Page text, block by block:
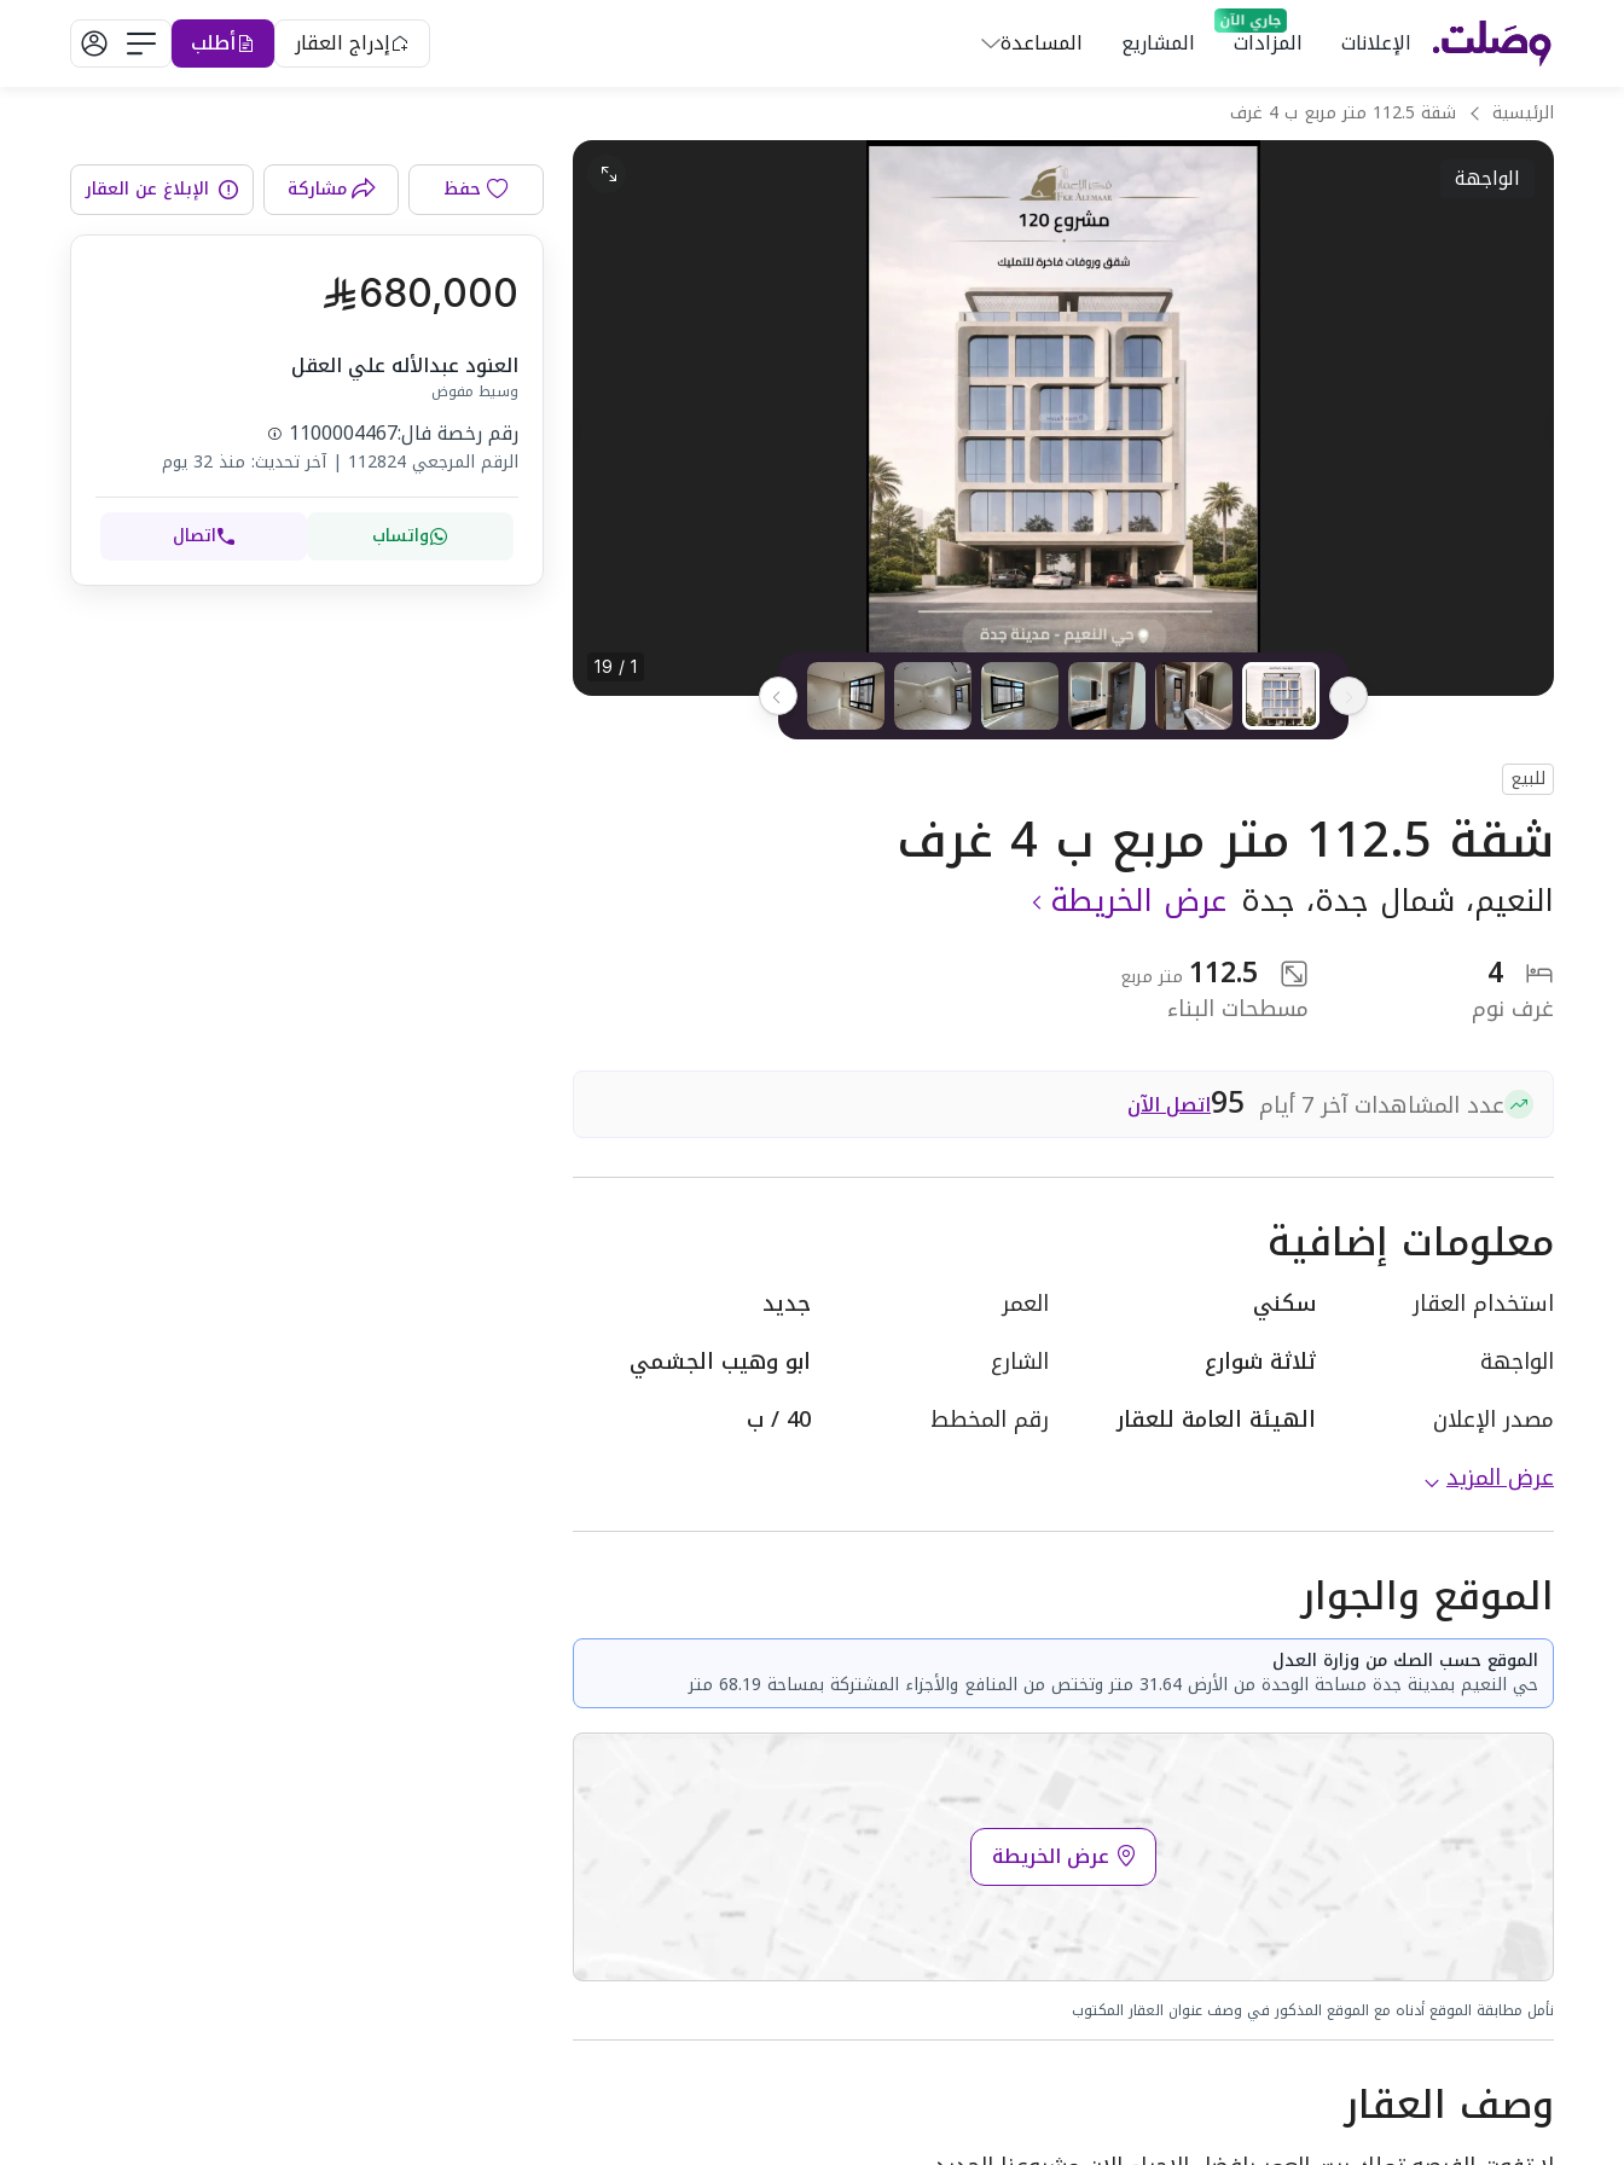
الإعلانات المزادات المشاريع المساعدة إدراج العقار أطلب
الرئيسية شقة 112.5 متر مربع ب 4 غرف
الواجهة دورات المياه
1 / 19
للبيع
شقة 112.5 متر مربع ب 4 غرف
النعيم، شمال جدة، جدة عرض الخريطة
4
غرف نوم
112.5 متر مربع
مسطحات البناء
عدد المشاهدات آخر 7 أيام 95اتصل الآن
معلومات إضافية
استخدام العقار سكني العمر
جديد
الواجهة
ثلاثة شوارع الشارع
ابو وهيب الجشمي
مصدر الإعلان
الهيئة العامة للعقار رقم المخطط
40 / ب
عرض المزيد
الموقع والجوار
الموقع حسب الصك من وزارة العدل
حي النعيم بمدينة جدة مساحة الوحدة من الأرض 31.64 متر وتختص من المنافع والأجزاء المشتركة بمساحة 68.19 متر
عرض الخريطة
نأمل مطابقة الموقع أدناه مع الموقع المذكور في وصف عنوان العقار المكتوب
وصف العقار
حفظ مشاركة الإبلاغ عن العقار
680,000
العنود عبدالأله علي العقل
وسيط مفوض
رقم رخصة فال:1100004467
الرقم المرجعي112824
|آخر تحديث: منذ 32 يوم
واتساب اتصال